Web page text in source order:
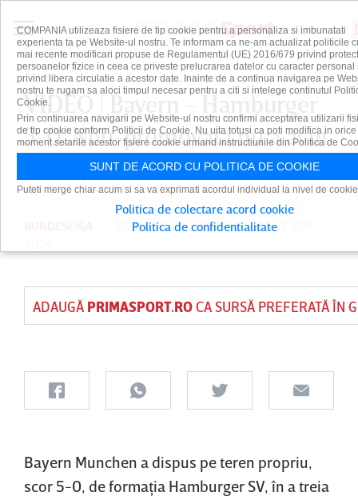
VIDEO | Bayern - Hamburger
5-0. Nou-promovata nu a avut
nicio şansă
PUBLICAT DE DAIAN CUTUPE 13 SEP
ADAUGĂ PRIMASPORT.ROCA SURSĂ PREFERATĂ ÎN
Bayern Munchen a dispus pe teren propriu,
scor 5-0, de formaţia Hamburger SV, în a treia
COMPANIA utilizeaza fisiere de tip cookie pentru a personaliza si imbunatati
experienta ta pe Website-ul nostru. Te informam ca ne-am actualizat politicile
mai recente modificari propuse de Regulamentul (UE) 2016/679 privind
persoanelor fizice in ceea ce priveste prelucrarea datelor cu caracter personal
privind libera circulatie a acestor date. Inainte de a continua navigarea pe
nostru te rugam sa aloci timpul necesar pentru a citi si intelege continutul
Cookie.
Prin continuarea navigarii pe Website-ul nostru confirmi acceptarea utilizarii
de tip cookie conform Politicii de Cookie. Nu uita totusi ca poti modifica in orice
moment setarile acestor fisiere cookie urmand instructiunile din Politica de
SUNT DE ACORD CU POLITICA DE COOKIE
Puteti merge chiar acum si sa va exprimati acordul individual la nivel de
Politica de colectare acord cookie
Politica de confidentialitate